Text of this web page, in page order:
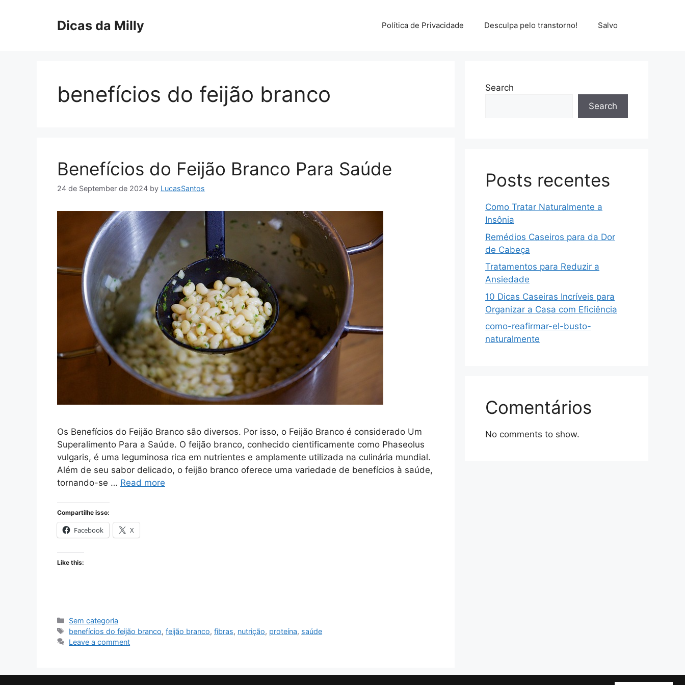
Dicas da Milly Política de Privacidade Desculpa pelo transtorno! Salvo
benefícios do feijão branco
Benefícios do Feijão Branco Para Saúde
24 de September de 2024 by LucasSantos
Os Benefícios do Feijão Branco são diversos. Por isso, o Feijão Branco é considerado Um
Superalimento Para a Saúde. O feijão branco, conhecido cientificamente como Phaseolus
vulgaris, é uma leguminosa rica em nutrientes e amplamente utilizada na culinária mundial.
Além de seu sabor delicado, o feijão branco oferece uma variedade de benefícios à saúde,
tornando-se … Read more
Compartilhe isso:
Facebook X
Like this:
Categories
Sem categoria
Tags
benefícios do feijão branco,feijão branco,fibras, nutrição, proteína, saúde
Leave a comment
Search
Search
Posts recentes
Como Tratar Naturalmente a
Insônia
Remédios Caseiros para da Dor
de Cabeça
Tratamentos para Reduzir a
Ansiedade
10 Dicas Caseiras Incríveis para
Organizar a Casa com Eficiência
como-reafirmar-el-busto-
naturalmente
Comentários
No comments to show.